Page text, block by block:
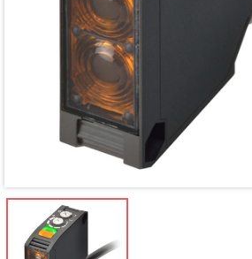
Mã giảm giá:
Ngày hết hạn: